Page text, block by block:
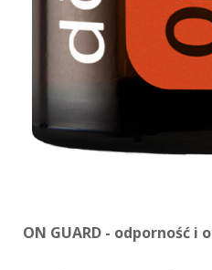
ON GUARD - odporność i